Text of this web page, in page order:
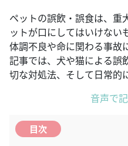
ペットの誤飲・誤食は、重
ットが口にしてはいけない
体調不良や命に関わる事故
記事では、犬や猫による誤
切な対処法、そして日常的
音声で
目次